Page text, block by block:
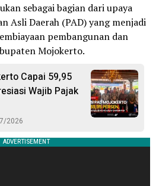
sebagai bagian dari upaya
Asli Daerah (PAD) yang menjadi
pembangunan dan
Mojokerto.
Capai 59,95
Wajib Pajak
2026